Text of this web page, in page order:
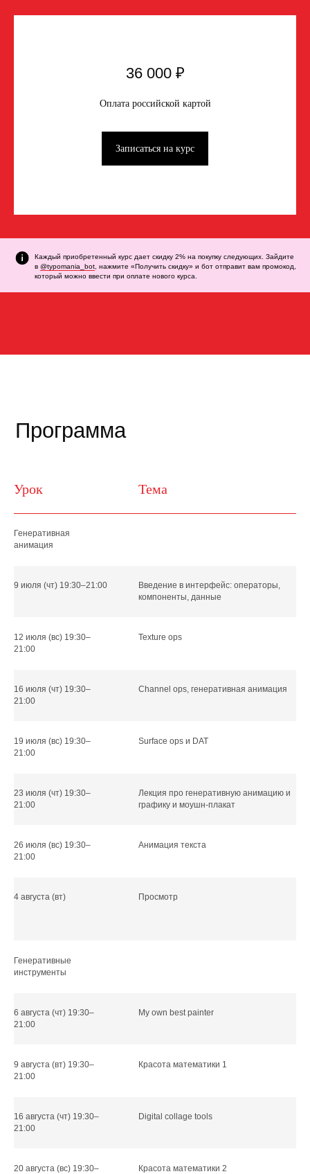
36 000 ₽
Оплата российской картой
Записаться на курс
Каждый приобретенный курс дает скидку 2% на покупку следующих. Зайдите
в @typomania_bot , нажмите «Получить скидку» и бот отправит вам промокод,
который можно ввести при оплате нового курса.
Урок Тема
Генеративная
анимация
9 июля (чт) 19:30–21:00
Введение в интерфейс: операторы,
компоненты, данные
12 июля (вс) 19:30–
21:00
Texture ops
16 июля (чт) 19:30–
21:00
Channel ops, генеративная анимация
19 июля (вс) 19:30–
21:00
Surface ops и DAT
23 июля (чт) 19:30–
21:00
Лекция про генеративную анимацию и
графику и моушн-плакат
26 июля (вс) 19:30–
21:00
Анимация текста
4 августа (вт) Просмотр
Генеративные
инструменты
6 августа (чт) 19:30–
21:00
My own best painter
9 августа (вт) 19:30–
21:00
Красота математики 1
16 августа (чт) 19:30–
21:00
Digital collage tools
20 августа (вс) 19:30–
Красота математики 2
Стася Севоднева